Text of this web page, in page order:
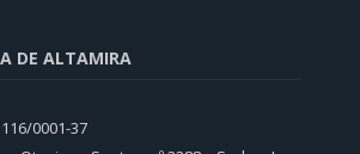
DE ALTAMIRA
0001-37